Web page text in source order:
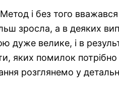
і без того
зросла, а в деяких
велике, і в
яких помилок
розглянемо у